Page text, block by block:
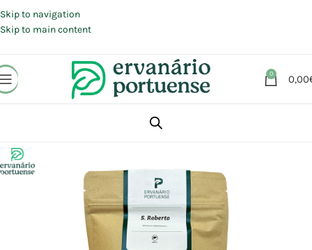
Skip to navigation
Skip to main content
0 0,00